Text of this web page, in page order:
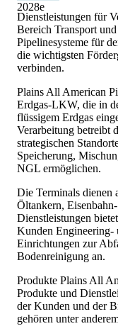
2028e
Dienstleistungen für
Bereich Transport
Pipelinesysteme für
die wichtigsten
verbinden.
Plains All American
Erdgas-LKW, die in
flüssigem Erdgas
Verarbeitung betreibt
strategischen
Speicherung,
NGL ermöglichen.
Die Terminals dienen
Öltankern,
Dienstleistungen
Kunden Engineering-
Einrichtungen zur
Bodenreinigung an.
Produkte Plains All
Produkte und
der Kunden und der
gehören unter